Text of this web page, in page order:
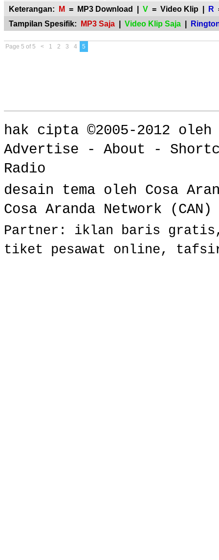
Keterangan: M = MP3 Download | V = Video Klip | R
Tampilan Spesifik: MP3 Saja | Video Klip Saja |
Page 5 of 5 < 1 2 3 4 5
hak cipta ©2005-2012
Advertise - About -
Radio
desain tema oleh Cosa
Cosa Aranda Network (CAN)
Partner: iklan baris gratis
tiket pesawat online,